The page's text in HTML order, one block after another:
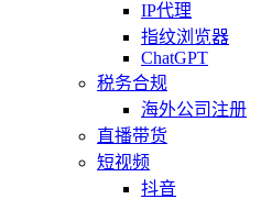
IP代理
指纹浏览器
ChatGPT
税务合规
海外公司注册
直播带货
短视频
抖音